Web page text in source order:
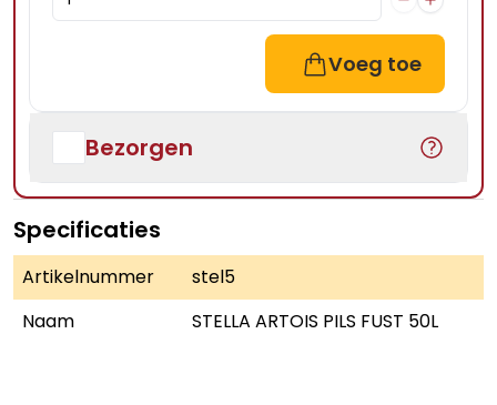
Voeg toe
Bezorgen
Specificaties
Artikelnummer
stel5
Naam
STELLA ARTOIS PILS FUST 50L